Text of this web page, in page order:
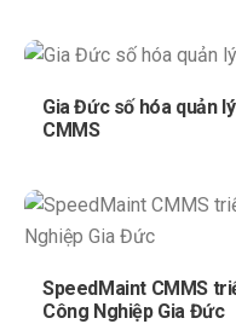
Gia Đức số hóa quản
CMMS
SpeedMaint CMMS
Công Nghiệp Gia Đức